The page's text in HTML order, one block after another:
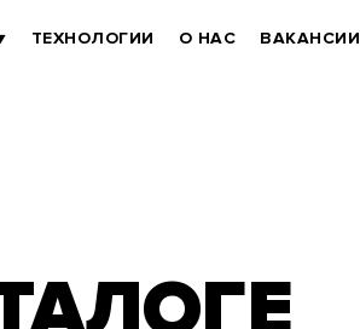
ТЕХНОЛОГИИ О НАС ВАКАНСИИ